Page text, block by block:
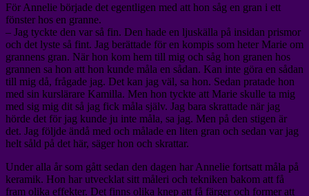
För Annelie började det egentligen med att hon såg en gran i ett
fönster hos en granne.
– Jag tyckte den var så fin. Den hade en ljuskälla på insidan prismor
och det lyste så fint. Jag berättade för en kompis som heter Marie om
grannens gran. När hon kom hem till mig och såg hon granen hos
grannen sa hon att hon kunde måla en sådan. Kan inte göra en sådan
till mig då, frågade jag. Det kan jag väl, sa hon. Sedan pratade hon
med sin kurslärare Kamilla. Men hon tyckte att Marie skulle ta mig
med sig mig dit så jag fick måla själv. Jag bara skrattade när jag
hörde det för jag kunde ju inte måla, sa jag. Men på den stigen är
det. Jag följde ändå med och målade en liten gran och sedan var jag
helt såld på det här, säger hon och skrattar.
Under alla år som gått sedan den dagen har Annelie fortsatt måla på
keramik. Hon har utvecklat sitt måleri och tekniken bakom att få
fram olika effekter. Det finns olika knep att få färger och former att